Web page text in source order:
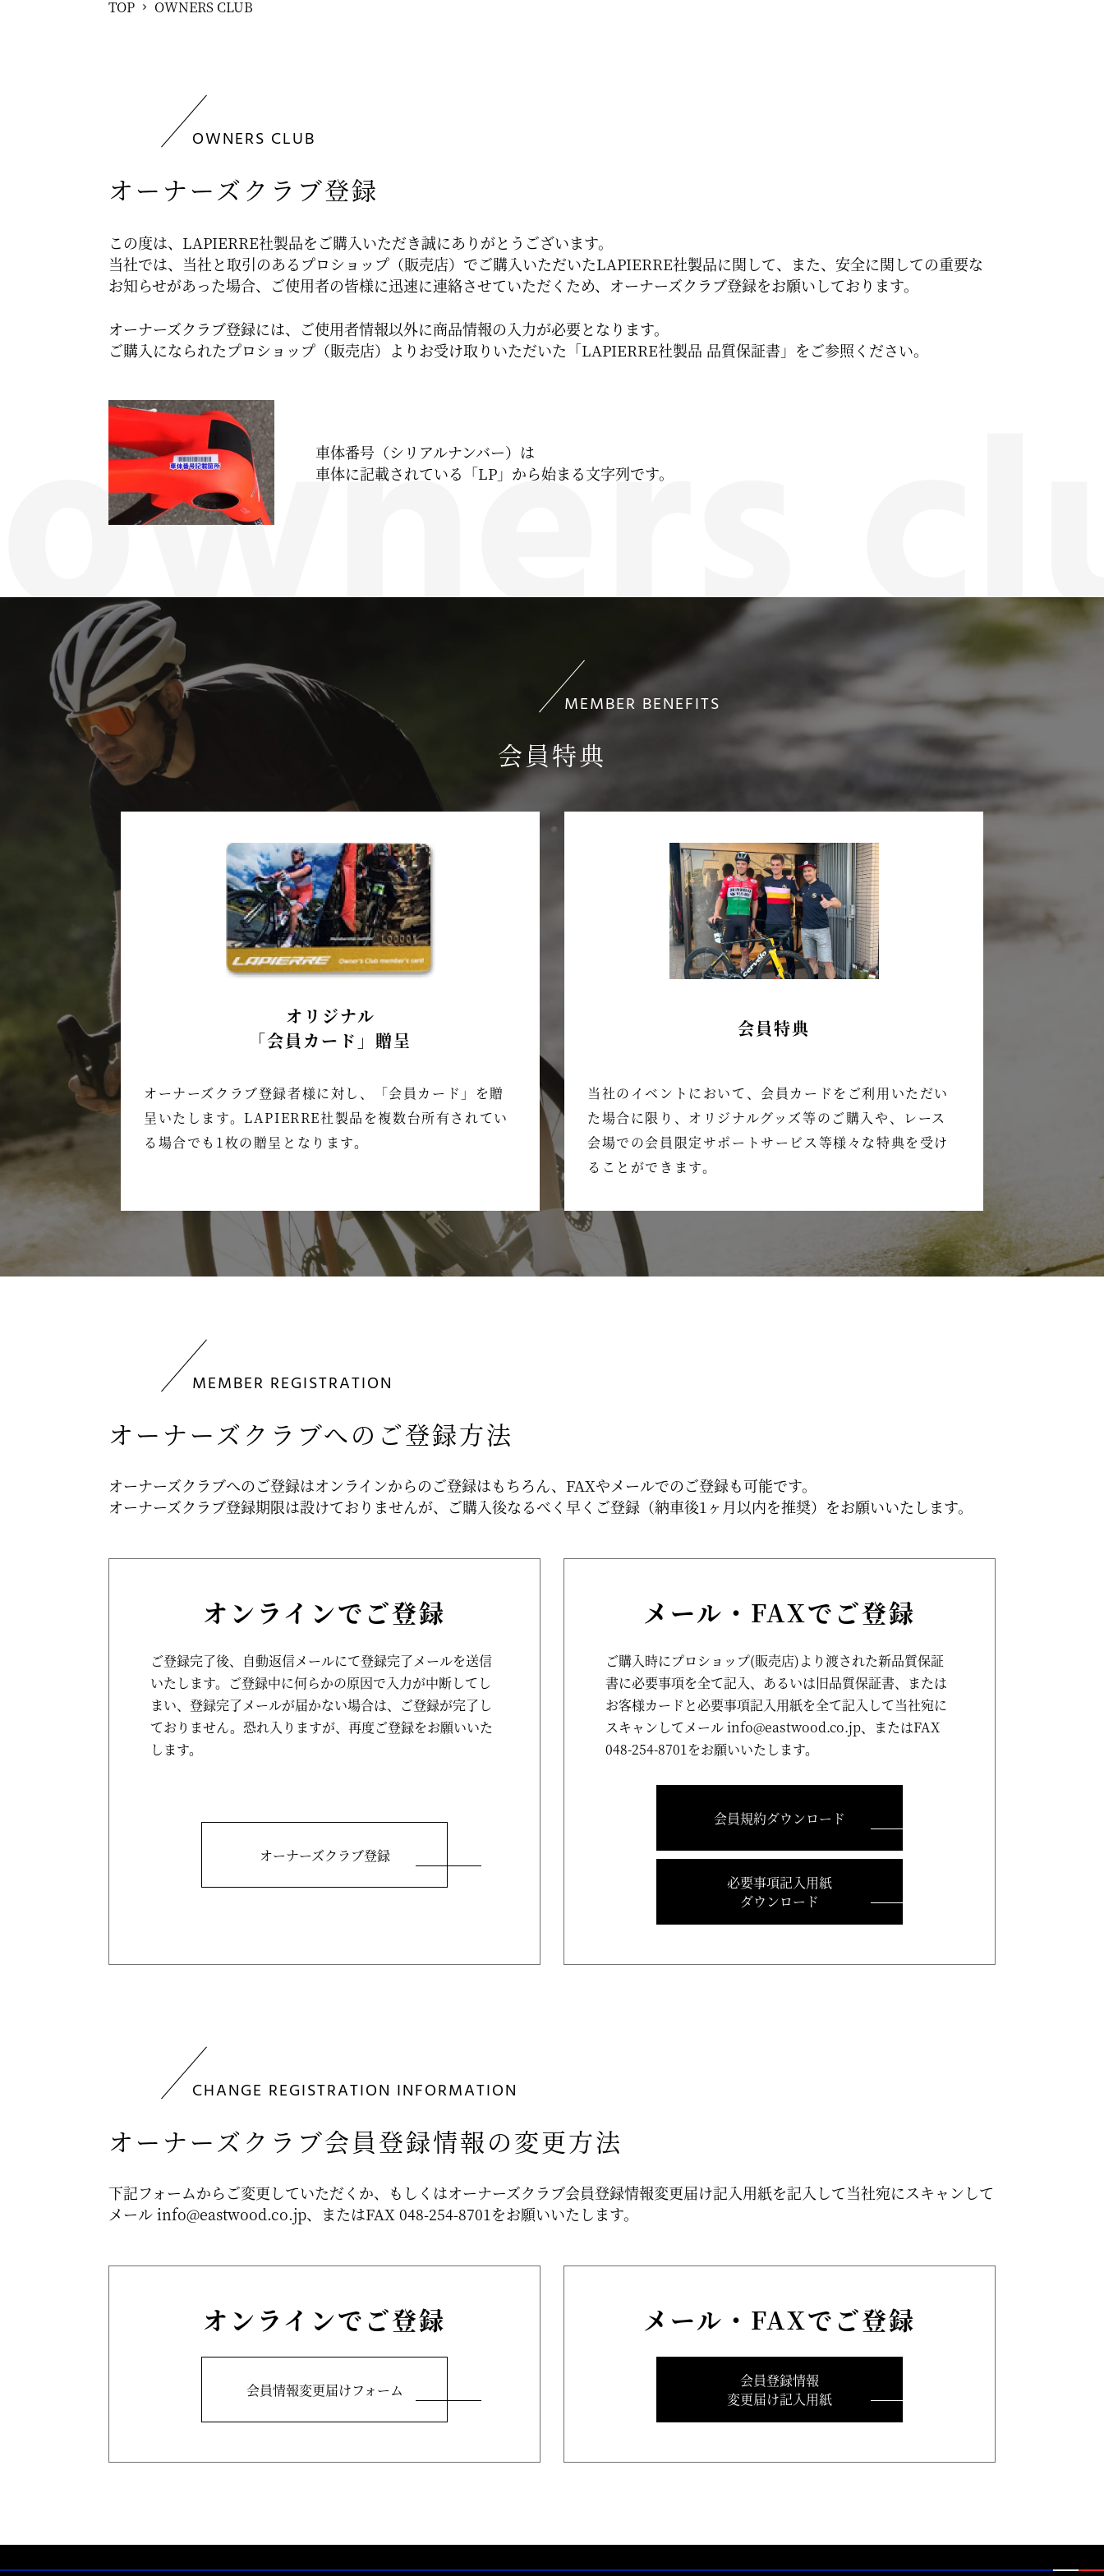
TOP OWNERS CLUB
OWNERS CLUB
オーナーズクラブ登録
この度は、LAPIERRE社製品をご購入いただき誠にありがとうございます。
当社では、当社と取引のあるプロショップ（販売店）でご購入いただいたLAPIERRE社製品に関して、また、安全に関しての重要な
お知らせがあった場合、ご使用者の皆様に迅速に連絡させていただくため、オーナーズクラブ登録をお願いしております。
オーナーズクラブ登録には、ご使用者情報以外に商品情報の入力が必要となります。
ご購入になられたプロショップ（販売店）よりお受け取りいただいた「LAPIERRE社製品 品質保証書」をご参照ください。
車体番号（シリアルナンバー）は
車体に記載されている「LP」から始まる文字列です。
MEMBER BENEFITS
会員特典
オリジナル
「会員カード」贈呈
オーナーズクラブ登録者様に対し、「会員カード」を贈
呈いたします。LAPIERRE社製品を複数台所有されてい
る場合でも1枚の贈呈となります。
会員特典
当社のイベントにおいて、会員カードをご利用いただい
た場合に限り、オリジナルグッズ等のご購入や、レース
会場での会員限定サポートサービス等様々な特典を受け
ることができます。
MEMBER REGISTRATION
オーナーズクラブへのご登録方法
オーナーズクラブへのご登録はオンラインからのご登録はもちろん、FAXやメールでのご登録も可能です。
オーナーズクラブ登録期限は設けておりませんが、ご購入後なるべく早くご登録（納車後1ヶ月以内を推奨）をお願いいたします。
オンラインでご登録
ご登録完了後、自動返信メールにて登録完了メールを送信
いたします。ご登録中に何らかの原因で入力が中断してし
まい、登録完了メールが届かない場合は、ご登録が完了し
ておりません。恐れ入りますが、再度ご登録をお願いいた
します。
オーナーズクラブ登録
メール・FAXでご登録
ご購入時にプロショップ(販売店)より渡された新品質保証
書に必要事項を全て記入、あるいは旧品質保証書、または
お客様カードと必要事項記入用紙を全て記入して当社宛に
スキャンしてメールinfo@eastwood.co.jp、またはFAX
048-254-8701をお願いいたします。
会員規約ダウンロード
必要事項記入用紙
ダウンロード
CHANGE REGISTRATION INFORMATION
オーナーズクラブ会員登録情報の変更方法
下記フォームからご変更していただくか、もしくはオーナーズクラブ会員登録情報変更届け記入用紙を記入して当社宛にスキャンして
メールinfo@eastwood.co.jp、またはFAX 048-254-8701 をお願いいたします。
オンラインでご登録
会員情報変更届けフォーム
メール・FAXでご登録
会員登録情報
変更届け記入用紙